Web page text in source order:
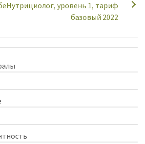
уровень 1, тариф
базовый 2022